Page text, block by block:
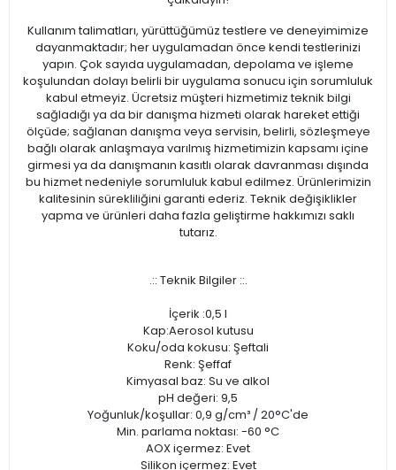
Kullanım talimatları, yürüttüğümüz testlere ve deneyimimize
dayanmaktadır; her uygulamadan önce kendi testlerinizi
yapın. Çok sayıda uygulamadan, depolama ve işleme
koşulundan dolayı belirli bir uygulama sonucu için sorumluluk
kabul etmeyiz. Ücretsiz müşteri hizmetimiz teknik bilgi
sağladığı ya da bir danışma hizmeti olarak hareket ettiği
ölçüde; sağlanan danışma veya servisin, belirli, sözleşmeye
bağlı olarak anlaşmaya varılmış hizmetimizin kapsamı içine
girmesi ya da danışmanın kasıtlı olarak davranması dışında
bu hizmet nedeniyle sorumluluk kabul edilmez. Ürünlerimizin
kalitesinin sürekliliğini garanti ederiz. Teknik değişiklikler
yapma ve ürünleri daha fazla geliştirme hakkımızı saklı
tutarız.
.:: Teknik Bilgiler ::.
İçerik :0,5 l
Kap:Aerosol kutusu
Koku/oda kokusu: Şeftali
Renk: Şeffaf
Kimyasal baz: Su ve alkol
pH değeri: 9,5
Yoğunluk/koşullar: 0,9 g/cm³ / 20°C'de
Min. parlama noktası: -60 °C
AOX içermez: Evet
Silikon içermez: Evet